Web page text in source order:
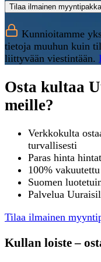
Tilaa ilmainen
Kunnioitamme
tietoja muuhun kuin
liittyvään viestintään.
Osta kultaa
meille?
Verkkokulta
turvallisesti
Paras hinta
100%
Suomen
Palvelua
Tilaa ilmainen
Kullan loiste –